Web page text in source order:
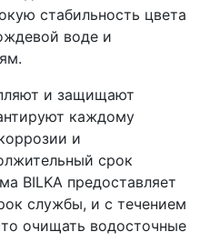
стабильность цвета
воде и
и защищают
каждому
и
срок
BILKA предоставляет
службы, и с течением
очищать водосточные